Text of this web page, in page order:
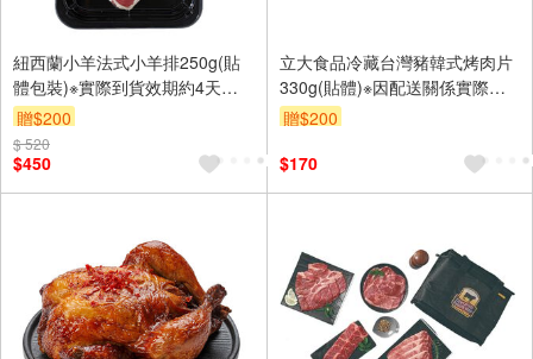
紐西蘭小羊法式小羊排250g(貼
體包裝)※實際到貨效期約4天以
上
贈$200
$ 520
$450
立大食品冷藏台灣豬韓式烤肉片
330g(貼體)※因配送關係實際到
貨效期約2-3天
贈$200
$170